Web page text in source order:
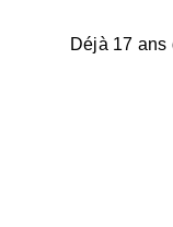
Déjà 17 ans